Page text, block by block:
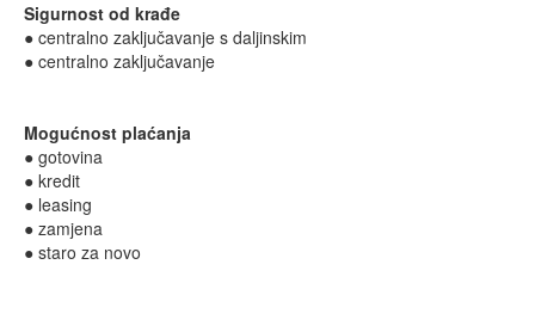
Sigurnost od krađe
● centralno zaključavanje s daljinskim
● centralno zaključavanje
Mogućnost plaćanja
● gotovina
● kredit
● leasing
● zamjena
● staro za novo